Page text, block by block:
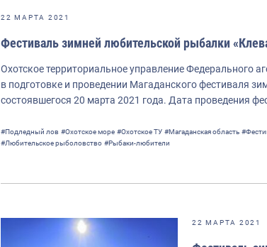
22 МАРТА 2021
Фестиваль зимней любительской рыбалки
Охотское территориальное управление Федерального
в подготовке и проведении Магаданского фестиваля
состоявшегося 20 марта 2021 года. Дата проведения
#Подледный лов #Охотское море #Охотское ТУ #Магаданская область
#Любительское рыболовство #Рыбаки-любители
22 МАРТА 2021